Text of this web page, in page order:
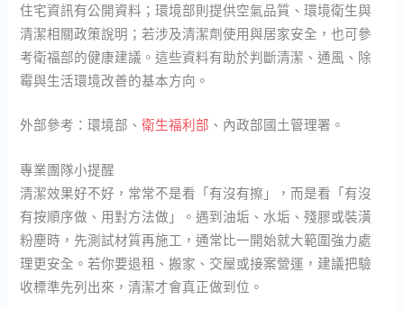
住宅資訊有公開資料；環境部則提供空氣品質、環境衛生與
清潔相關政策說明；若涉及清潔劑使用與居家安全，也可參
考衛福部的健康建議。這些資料有助於判斷清潔、通風、除
霉與生活環境改善的基本方向。
外部參考：環境部、衛生福利部 、內政部國土管理署。
專業團隊小提醒
清潔效果好不好，常常不是看「有沒有擦」，而是看「有沒
有按順序做、用對方法做」。遇到油垢、水垢、殘膠或裝潢
粉塵時，先測試材質再施工，通常比一開始就大範圍強力處
理更安全。若你要退租、搬家、交屋或接案營運，建議把驗
收標準先列出來，清潔才會真正做到位。